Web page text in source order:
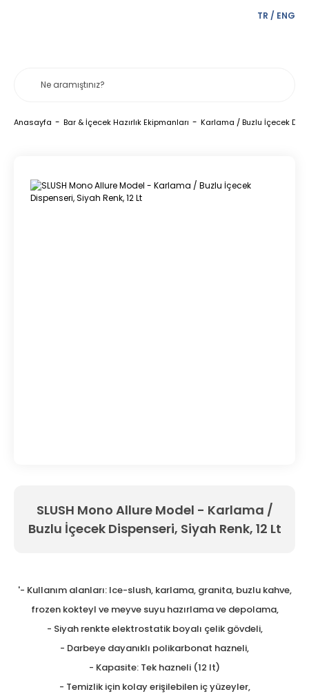
TR / ENG
Anasayfa Bar & İçecek Hazırlık Ekipmanları Karlama / Buzlu İçecek
SLUSH Mono Allure Model - Karlama /
Buzlu İçecek Dispenseri, Siyah Renk, 12 Lt
'- Kullanım alanları: Ice-slush, karlama, granita, buzlu kahve,
frozen kokteyl ve meyve suyu hazırlama ve depolama,
- Siyah renkte elektrostatik boyalı çelik gövdeli,
- Darbeye dayanıklı polikarbonat hazneli,
- Kapasite: Tek hazneli (12 lt)
- Temizlik için kolay erişilebilen iç yüzeyler,